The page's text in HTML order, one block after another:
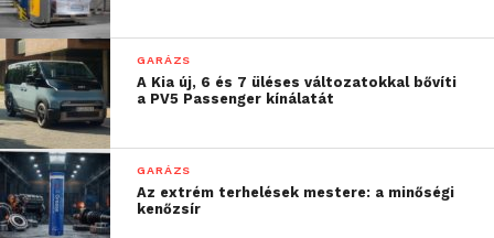
GARÁZS
A Kia új, 6 és 7 üléses változatokkal bővíti
a PV5 Passenger kínálatát
GARÁZS
Az extrém terhelések mestere: a minőségi
kenőzsír